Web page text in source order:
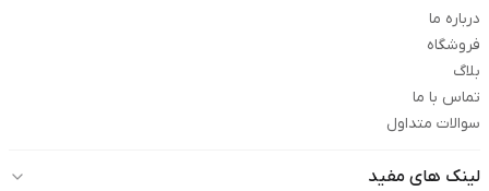
درباره ما
فروشگاه
بلاگ
تماس با ما
سوالات متداول
لینک های مفید